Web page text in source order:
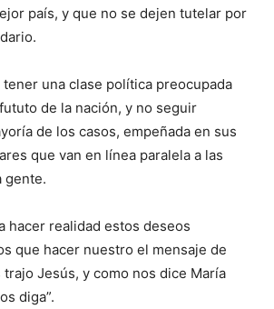
país, y que no se dejen tutelar por
una clase política preocupada
de la nación, y no seguir
de los casos, empeñada en sus
que van en línea paralela a las
gente.
hacer realidad estos deseos
que hacer nuestro el mensaje de
Jesús, y como nos dice María
diga”.